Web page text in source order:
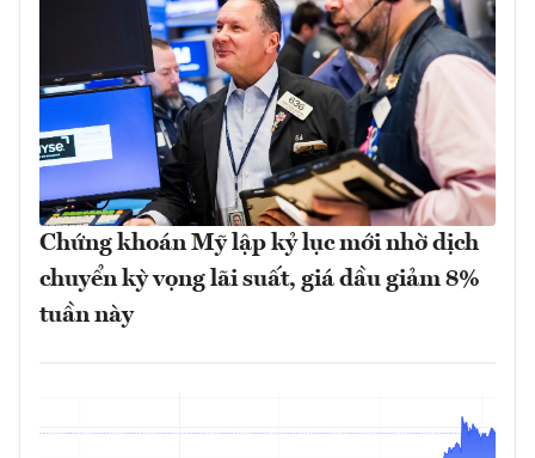
Chứng khoán Mỹ lập kỷ lục mới nhờ dịch
chuyển kỳ vọng lãi suất, giá dầu giảm 8%
tuần này